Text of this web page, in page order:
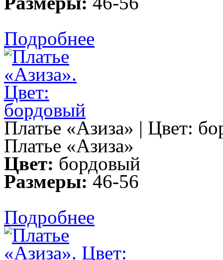
Подробнее
Платье «Азиза» | Цвет:
Платье «Азиза»
Цвет: бордовый
Размеры:46-56
Подробнее